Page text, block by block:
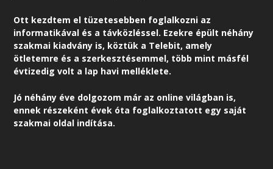
Ott kezdtem el tüzetesebben foglalkozni az
informatikával és a távközléssel. Ezekre épült néhány
szakmai kiadvány is, köztük a Telebit, amely
ötletemre és a szerkesztésemmel, több mint másfél
évtizedig volt a lap havi melléklete.
Jó néhány éve dolgozom már az online világban is,
ennek részeként évek óta foglalkoztatott egy saját
szakmai oldal indítása.